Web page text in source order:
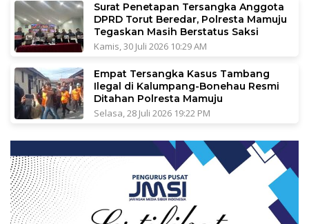
Surat Penetapan Tersangka Anggota
DPRD Torut Beredar, Polresta Mamuju
Tegaskan Masih Berstatus Saksi
Kamis, 30 Juli 2026 10:29 AM
Empat Tersangka Kasus Tambang
Ilegal di Kalumpang-Bonehau Resmi
Ditahan Polresta Mamuju
Selasa, 28 Juli 2026 19:22 PM